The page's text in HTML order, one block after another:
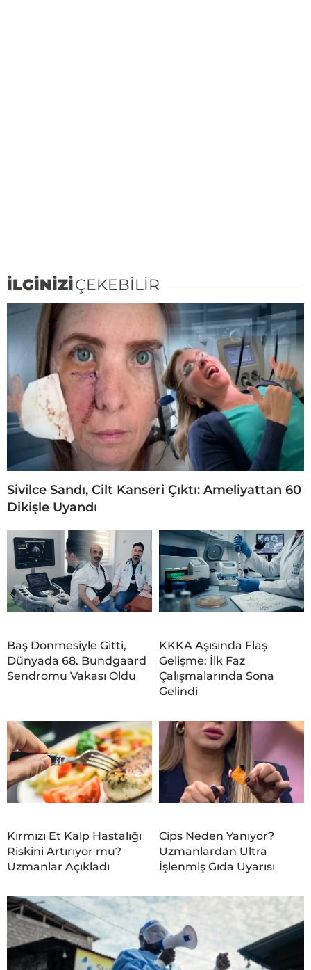
İLGİNİZİÇEKEBİLİR
Sivilce Sandı, Cilt Kanseri Çıktı: Ameliyattan 60
Dikişle Uyandı
Baş Dönmesiyle Gitti,
Dünyada 68. Bundgaard
Sendromu Vakası Oldu
KKKA Aşısında Flaş
Gelişme: İlk Faz
Çalışmalarında Sona
Gelindi
Kırmızı Et Kalp Hastalığı
Riskini Artırıyor mu?
Uzmanlar Açıkladı
Cips Neden Yanıyor?
Uzmanlardan Ultra
İşlenmiş Gıda Uyarısı